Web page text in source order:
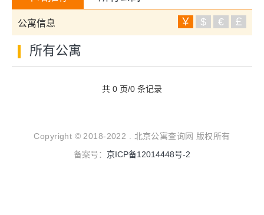
公寓信息 ￥ $ € ￡
所有公寓
共 0 页/0 条记录
Copyright © 2018-2022 . 北京公寓查询网 版权所有
备案号： 京ICP备12014448号-2